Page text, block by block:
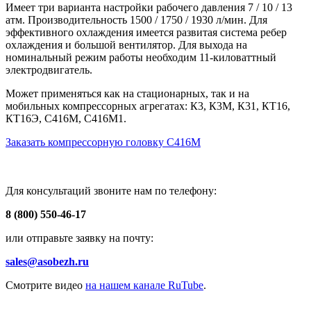
Имеет три варианта настройки рабочего давления 7 / 10 / 13
атм. Производительность 1500 / 1750 / 1930 л/мин. Для
эффективного охлаждения имеется развитая система ребер
охлаждения и большой вентилятор. Для выхода на
номинальный режим работы необходим 11-киловаттный
электродвигатель.
Может применяться как на стационарных, так и на
мобильных компрессорных агрегатах: К3, К3М, К31, КТ16,
КТ16Э, С416М, С416М1.
Заказать компрессорную головку С416М
Для консультаций звоните нам по телефону:
8 (800) 550-46-17
или отправьте заявку на почту:
sales@asobezh.ru
Смотрите видео на нашем канале RuTube.